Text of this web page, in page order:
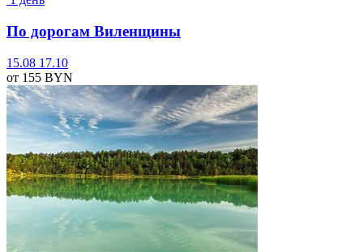
По дорогам Виленщины
15.08 17.10
от 155 BYN